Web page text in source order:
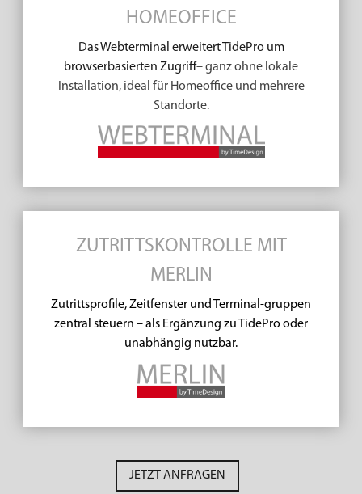
HOMEOFFICE
Das Webterminal erweitert TidePro um
browserbasierten Zugriff– ganz ohne lokale
Installation, ideal für Homeoffice und mehrere
Standorte.
ZUTRITTSKONTROLLE MIT
MERLIN
Zutrittsprofile, Zeitfenster und Terminal-gruppen
zentral steuern – als Ergänzung zu TidePro oder
unabhängig nutzbar.
JETZT ANFRAGEN